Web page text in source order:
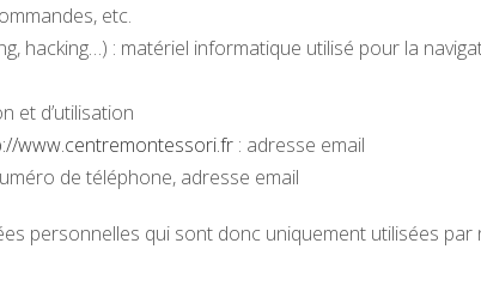
etc.
: matériel informatique utilisé pour la
et d’utilisation
www.centremontessori.fr : adresse email
de téléphone, adresse email
personnelles qui sont donc uniquement utilisées par